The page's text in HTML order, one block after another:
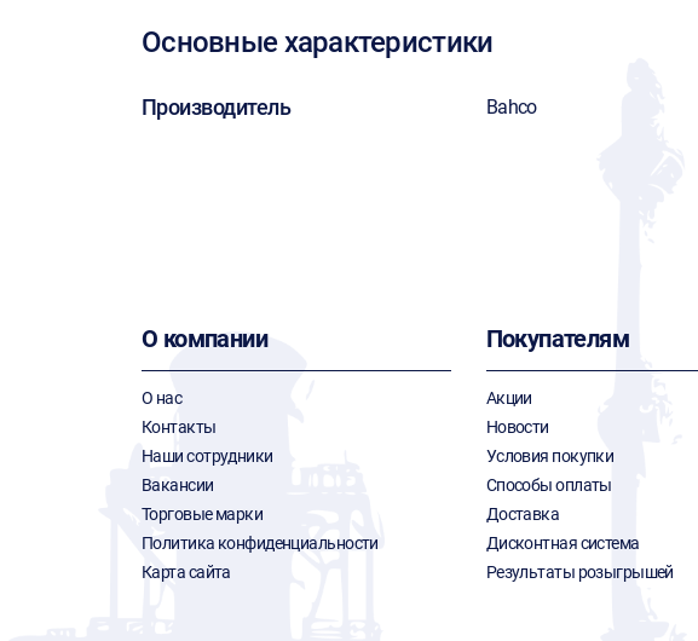
Основные характеристики
Производитель Bahco
О компании
О нас
Контакты
Наши сотрудники
Вакансии
Торговые марки
Политика конфиденциальности
Карта сайта
Покупателям
Акции
Новости
Условия покупки
Способы оплаты
Доставка
Дисконтная система
Результаты розыгрышей